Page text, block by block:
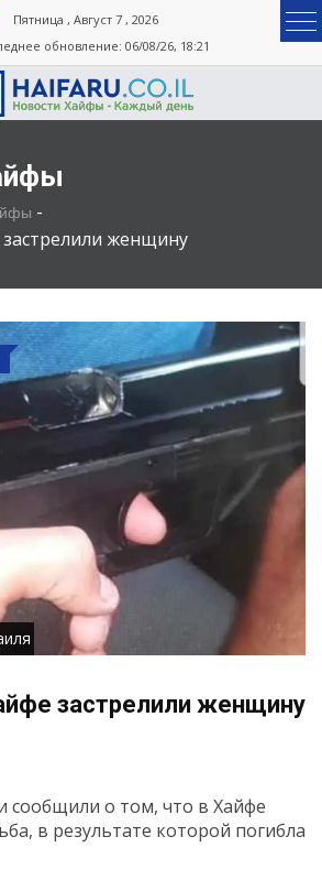
Пятница , Август 7 , 2026
обновление: 06/08/26, 18:21
-
женщину
застрелили женщину
сообщили о том, что в Хайфе
в результате которой погибла